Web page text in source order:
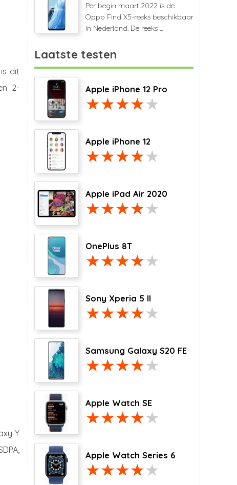
dit
2-
Y
Per begin maart 2022 is de
Oppo Find X5-reeks beschikbaar
in Nederland. De reeks ...
Laatste testen
Apple iPhone 12 Pro
Apple iPhone 12
Apple iPad Air 2020
OnePlus 8T
Sony Xperia 5 II
Samsung Galaxy S20 FE
Apple Watch SE
Apple Watch Series 6